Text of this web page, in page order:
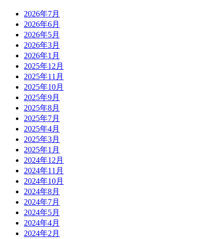
2026年7月
2026年6月
2026年5月
2026年3月
2026年1月
2025年12月
2025年11月
2025年10月
2025年9月
2025年8月
2025年7月
2025年4月
2025年3月
2025年1月
2024年12月
2024年11月
2024年10月
2024年8月
2024年7月
2024年5月
2024年4月
2024年2月